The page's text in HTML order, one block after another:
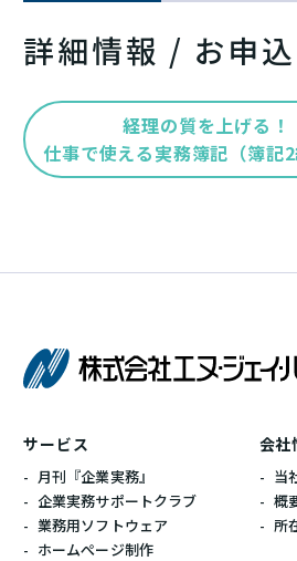
詳細情報 / お申
経理の質を上げる！
仕事で使える実務簿記（簿記2
サービス
月刊『企業実務』
企業実務サポートクラブ
業務用ソフトウェア
ホームぺージ制作
会社
当
概
所